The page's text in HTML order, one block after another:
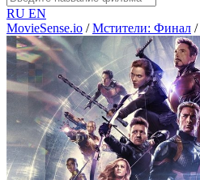
RU EN
MovieSense.io / Мстители: Финал /